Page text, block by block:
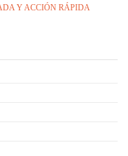
Y ACCIÓN RÁPIDA